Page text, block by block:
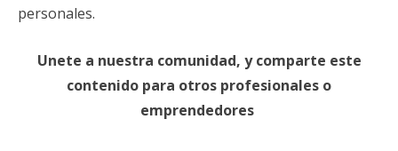
personales.
Unete a nuestra comunidad, y comparte este
contenido para otros profesionales o
emprendedores